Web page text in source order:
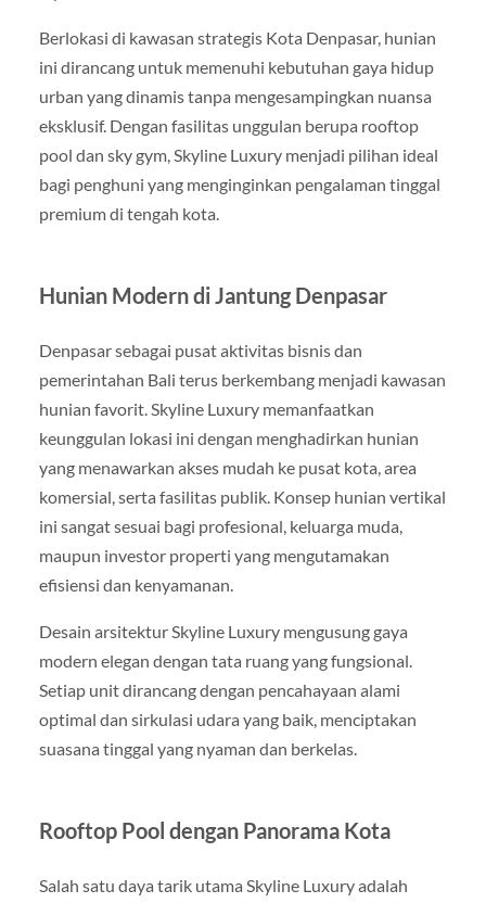
Berlokasi di kawasan strategis Kota Denpasar, hunian
ini dirancang untuk memenuhi kebutuhan gaya hidup
urban yang dinamis tanpa mengesampingkan nuansa
eksklusif. Dengan fasilitas unggulan berupa rooftop
pool dan sky gym, Skyline Luxury menjadi pilihan ideal
bagi penghuni yang menginginkan pengalaman tinggal
premium di tengah kota.
Hunian Modern di Jantung Denpasar
Denpasar sebagai pusat aktivitas bisnis dan
pemerintahan Bali terus berkembang menjadi kawasan
hunian favorit. Skyline Luxury memanfaatkan
keunggulan lokasi ini dengan menghadirkan hunian
yang menawarkan akses mudah ke pusat kota, area
komersial, serta fasilitas publik. Konsep hunian vertikal
ini sangat sesuai bagi profesional, keluarga muda,
maupun investor properti yang mengutamakan
efisiensi dan kenyamanan.
Desain arsitektur Skyline Luxury mengusung gaya
modern elegan dengan tata ruang yang fungsional.
Setiap unit dirancang dengan pencahayaan alami
optimal dan sirkulasi udara yang baik, menciptakan
suasana tinggal yang nyaman dan berkelas.
Rooftop Pool dengan Panorama Kota
Salah satu daya tarik utama Skyline Luxury adalah